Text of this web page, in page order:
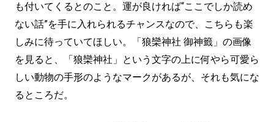
も付いてくるとのこと。運が良ければ“ここでしか読め
ない話”を手に入れられるチャンスなので、こちらも楽
しみに待っていてほしい。「狼欒神社 御神籤」の画像
を見ると、「狼欒神社」という文字の上に何やら可愛ら
しい動物の手形のようなマークがあるが、それも気にな
るところだ。